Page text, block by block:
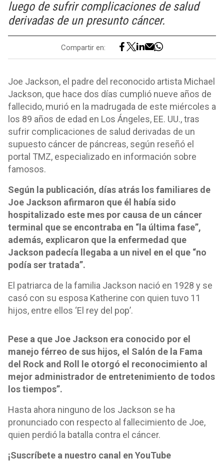
luego de sufrir complicaciones de salud
derivadas de un presunto cáncer.
Compartir en:
Joe Jackson, el padre del reconocido artista Michael
Jackson, que hace dos días cumplió nueve años de
fallecido, murió en la madrugada de este miércoles a
los 89 años de edad en Los Ángeles, EE. UU., tras
sufrir complicaciones de salud derivadas de un
supuesto cáncer de páncreas, según reseñó el
portal TMZ, especializado en información sobre
famosos.
Según la publicación, días atrás los familiares de
Joe Jackson afirmaron que él había sido
hospitalizado este mes por causa de un cáncer
terminal que se encontraba en “la última fase”,
además, explicaron que la enfermedad que
Jackson padecía llegaba a un nivel en el que “no
podía ser tratada”.
El patriarca de la familia Jackson nació en 1928 y se
casó con su esposa Katherine con quien tuvo 11
hijos, entre ellos ‘El rey del pop’.
Pese a que Joe Jackson era conocido por el
manejo férreo de sus hijos, el Salón de la Fama
del Rock and Roll le otorgó el reconocimiento al
mejor administrador de entretenimiento de todos
los tiempos”.
Hasta ahora ninguno de los Jackson se ha
pronunciado con respecto al fallecimiento de Joe,
quien perdió la batalla contra el cáncer.
¡Suscríbete a nuestro canal en YouTube